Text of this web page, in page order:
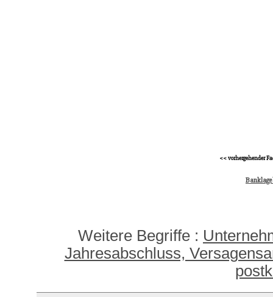
<< vorhergehender
Weitere Begriffe :
Jahresabschluss,